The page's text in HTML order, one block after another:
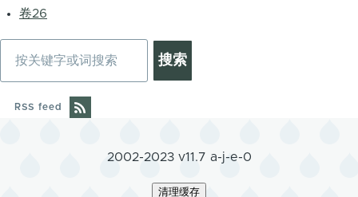
卷26
RSS feed
2002-2023 v11.7 a-j-e-0